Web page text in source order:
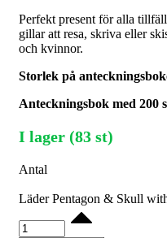
Perfekt present för alla
gillar att resa, skriva eller
och kvinnor.
Storlek på
Anteckningsbok med 200
I lager (83 st)
Antal
Läder Pentagon & Skull